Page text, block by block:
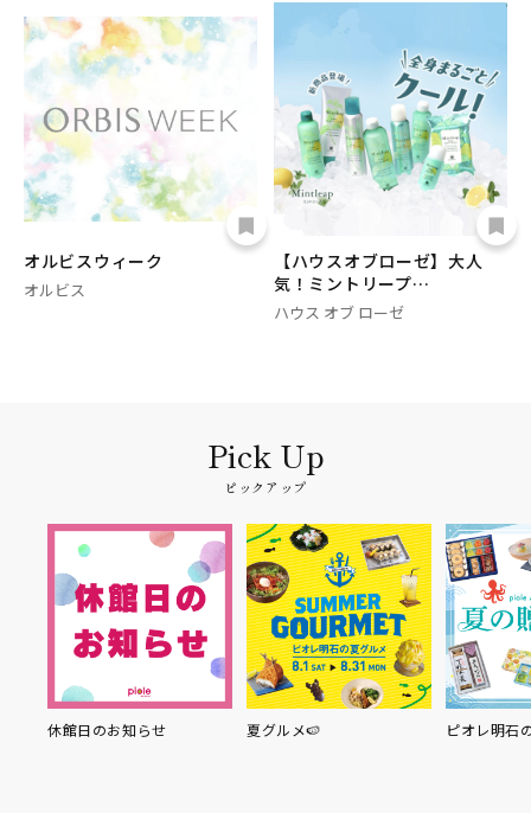
オルビスウィーク
オルビス
【ハウスオブローゼ】大人
気！ミントリープ…
ハウス オブ ローゼ
ピックアップ
休館日のお知らせ 夏グルメ🍉 ピオレ明石